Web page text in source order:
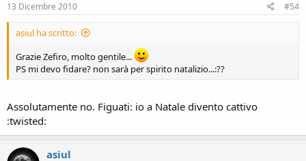
13 Dicembre 2010 #54
asiul ha scritto:
Grazie Zefiro, molto gentile...
PS mi devo fidare? non sarà per spirito natalizio...:??
Assolutamente no. Figuati: io a Natale divento cattivo
:twisted:
asiul